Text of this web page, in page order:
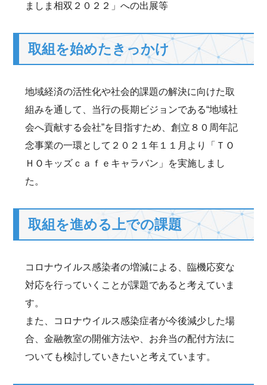
ましま相双２０２２」への出展等
取組を始めたきっかけ
地域経済の活性化や社会的課題の解決に向けた取
組みを通して、当行の長期ビジョンである“地域社
会へ貢献する会社”を目指すため、創立８０周年記
念事業の一環として２０２１年１１月より「ＴＯ
ＨＯキッズｃａｆｅキャラバン」を実施しまし
た。
取組を進める上での課題
コロナウイルス感染者の増減による、臨機応変な
対応を行っていくことが課題であると考えていま
す。
また、コロナウイルス感染症者が今後減少した場
合、金融教室の開催方法や、お弁当の配付方法に
ついても検討していきたいと考えています。